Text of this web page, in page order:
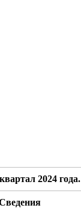
2024 года.